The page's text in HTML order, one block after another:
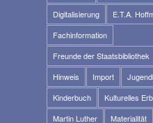
Digitalisierung
E.T.A.
Fachinformation
Freunde der Staatsbibliothek
Hinweis
Import
Kinderbuch
Kulturelles
Martin Luther
Materialität